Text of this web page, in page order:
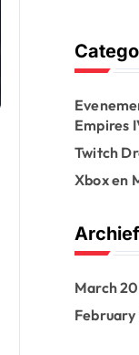
Empires
Twitch
Xbox en
Archief
March